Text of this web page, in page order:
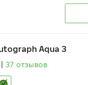
Aqua 3
37 отзывов